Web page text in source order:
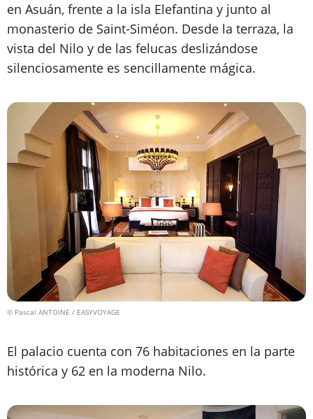
en Asuán, frente a la isla Elefantina y junto al
monasterio de Saint-Siméon. Desde la terraza, la
vista del Nilo y de las felucas deslizándose
silenciosamente es sencillamente mágica.
© Pascal ANTOINE / EASYVOYAGE
El palacio cuenta con 76 habitaciones en la parte
histórica y 62 en la moderna Nilo.